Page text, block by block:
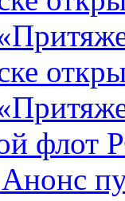
флот